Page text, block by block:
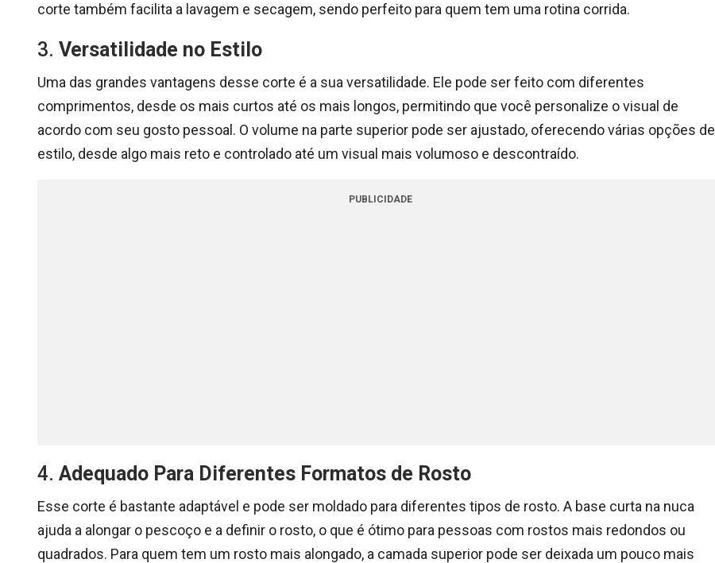
corte também facilita a lavagem e secagem, sendo perfeito para quem tem uma rotina corrida.
3. Versatilidade no Estilo
Uma das grandes vantagens desse corte é a sua versatilidade. Ele pode ser feito com diferentes
comprimentos, desde os mais curtos até os mais longos, permitindo que você personalize o visual de
acordo com seu gosto pessoal. O volume na parte superior pode ser ajustado, oferecendo várias opções de
estilo, desde algo mais reto e controlado até um visual mais volumoso e descontraído.
PUBLICIDADE
4. Adequado Para Diferentes Formatos de Rosto
Esse corte é bastante adaptável e pode ser moldado para diferentes tipos de rosto. A base curta na nuca
ajuda a alongar o pescoço e a definir o rosto, o que é ótimo para pessoas com rostos mais redondos ou
quadrados. Para quem tem um rosto mais alongado, a camada superior pode ser deixada um pouco mais